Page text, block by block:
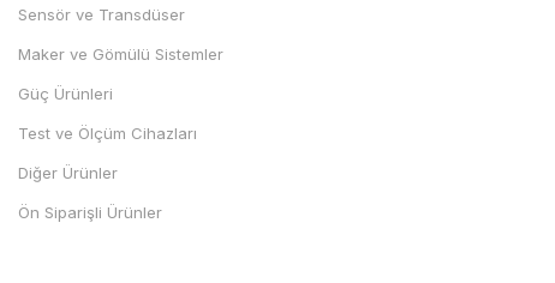
Sensör ve Transdüser
Maker ve Gömülü Sistemler
Güç Ürünleri
Test ve Ölçüm Cihazları
Diğer Ürünler
Ön Siparişli Ürünler